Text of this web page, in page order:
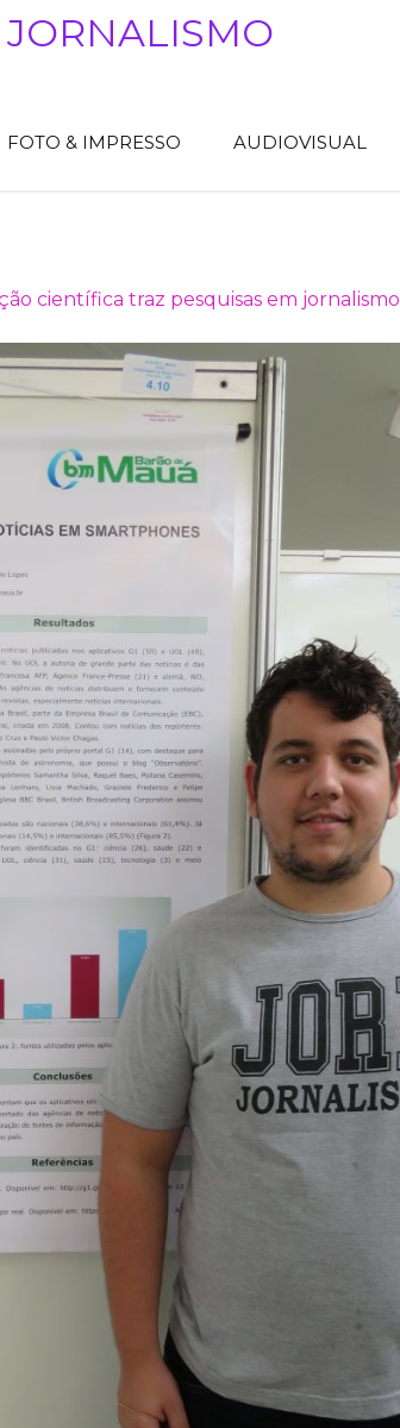
FOTO & IMPRESSO AUDIOVISUAL
científica traz pesquisas em jornalismo